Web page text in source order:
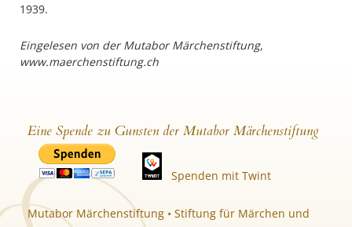
1939.
Eingelesen von der Mutabor Märchenstiftung,
www.maerchenstiftung.ch
Eine Spende zu Gunsten der Mutabor Märchenstiftung
Spenden mit Twint
Mutabor Märchenstiftung • Stiftung für Märchen und